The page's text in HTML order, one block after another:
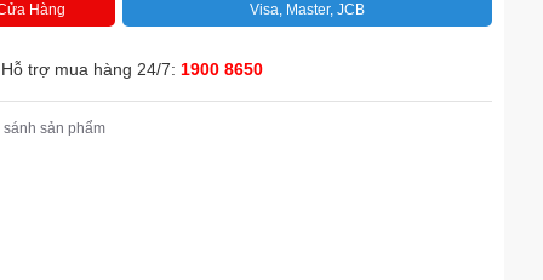
Hàng Visa, Master, JCB
trợ mua hàng 24/7: 1900 8650
sánh sản phẩm